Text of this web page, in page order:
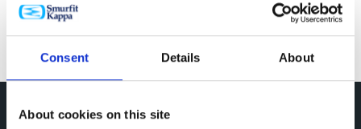
Consent Details About
About cookies on this site